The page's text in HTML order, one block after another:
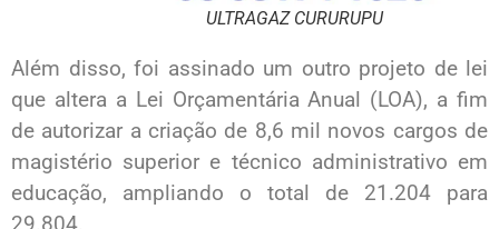
ULTRAGAZ CURURUPU
Além disso, foi assinado um outro projeto de lei
que altera a Lei Orçamentária Anual (LOA), a fim
de autorizar a criação de 8,6 mil novos cargos de
magistério superior e técnico administrativo em
educação, ampliando o total de 21.204 para
29.804.